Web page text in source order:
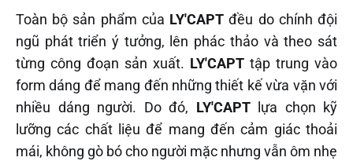
Toàn bộ sản phẩm của LY'CAPT đều do chính đội
ngũ phát triển ý tưởng, lên phác thảo và theo sát
từng công đoạn sản xuất. LY'CAPT tập trung vào
form dáng để mang đến những thiết kế vừa vặn với
nhiều dáng người. Do đó, LY'CAPTlựa chọn kỹ
lưỡng các chất liệu để mang đến cảm giác thoải
mái, không gò bó cho người mặc nhưng vẫn ôm nhẹ